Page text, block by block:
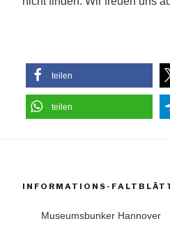
teilen
teilen
INFORMATIONS-
Museumsbunker Hannover